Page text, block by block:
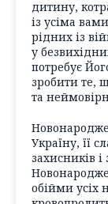
дитину,
із усіма
рідних із
у
потребує
зробити те,
та
Україну, її
захисників
обійми усіх